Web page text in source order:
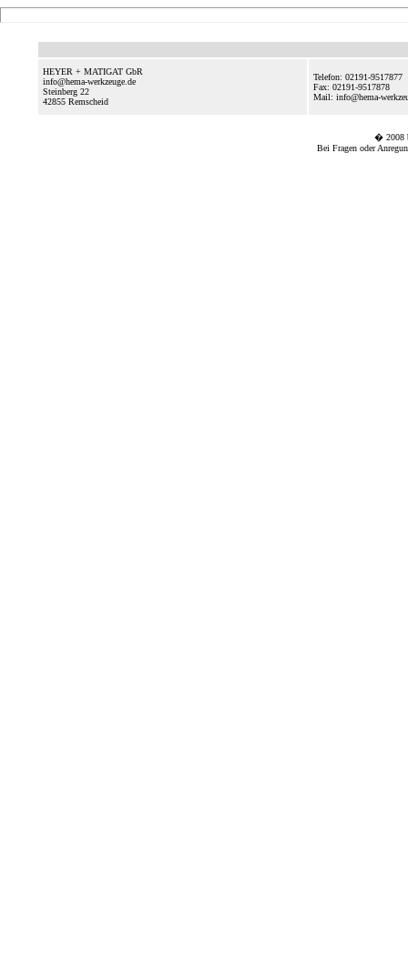
HEYER + MATIGAT GbR
info@hema-werkzeuge.de
Steinberg 22
42855 Remscheid
Telefon: 02191-9517877
Fax: 02191-9517878
Mail: info@hema-
� 2008
Bei Fragen oder